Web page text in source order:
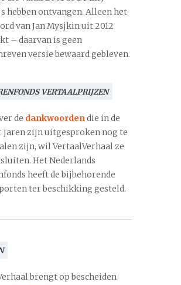
hebben ontvangen. Alleen het
van Jan Mysjkin uit 2012
– daarvan is geen
versie bewaard gebleven.
VERTAALPRIJZEN
de dankwoordendie in de
jaren zijn uitgesproken nog te
zijn, wil VertaalVerhaal ze
Het Nederlands
heeft de bijbehorende
ter beschikking gesteld.
brengt op bescheiden